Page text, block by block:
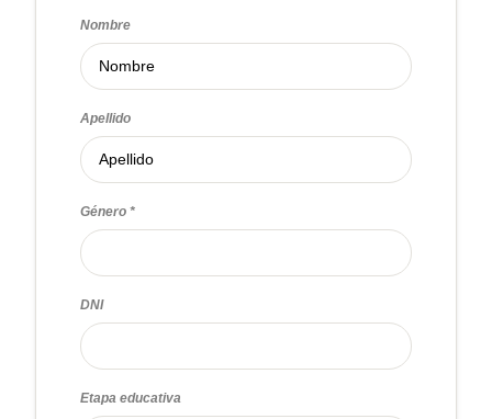
Nombre
Apellido
Género
DNI
Etapa educativa